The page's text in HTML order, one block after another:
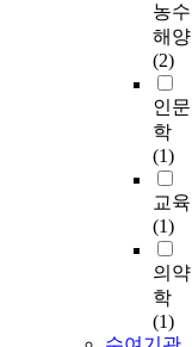
농수
해양
(2)
인문
학
(1)
교육
(1)
의약
학
(1)